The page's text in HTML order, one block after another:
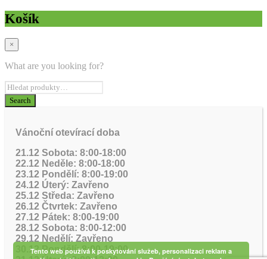
Košík
×
What are you looking for?
Vánoční otevírací doba
21.12 Sobota: 8:00-18:00
22.12 Neděle: 8:00-18:00
23.12 Pondělí: 8:00-19:00
24.12 Úterý: Zavřeno
25.12 Středa: Zavřeno
26.12 Čtvrtek: Zavřeno
27.12 Pátek: 8:00-19:00
28.12 Sobota: 8:00-12:00
29.12 Nedělí: Zavřeno
30.12 Pondělí: 8:00-19:00
Tento web používá k poskytování služeb, personalizaci reklam a